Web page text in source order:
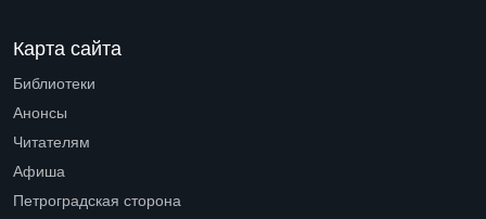
Карта сайта
Библиотеки
Анонсы
Читателям
Афиша
Петроградская сторона